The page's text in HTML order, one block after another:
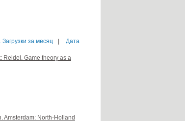
Загрузки за месяц Дата
Reidel. Game theory as a
Amsterdam: North-Holland